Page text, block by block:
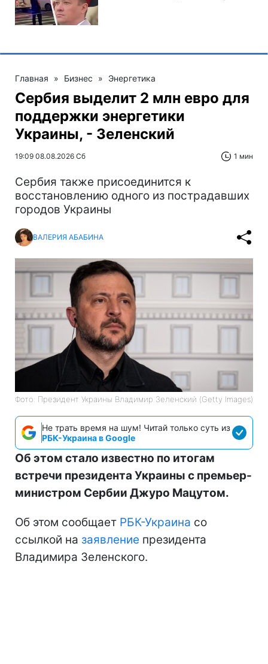
Главная » Бизнес » Энергетика
Сербия выделит 2 млн евро для
поддержки энергетики
Украины, - Зеленский
19:09 08.08.2026 Сб 1 мин
Сербия также присоединится к
восстановлению одного из пострадавших
городов Украины
ВАЛЕРИЯ АБАБИНА
Фото: Президент Украины Владимир Зеленский (Getty Images)
Не трать время на шум! Читай только суть из
РБК-Украина в Google
Об этом стало известно по итогам
встречи президента Украины с премьер-
министром Сербии Джуро Мацутом.
Об этом сообщает РБК-Украина со
ссылкой на заявление президента
Владимира Зеленского.